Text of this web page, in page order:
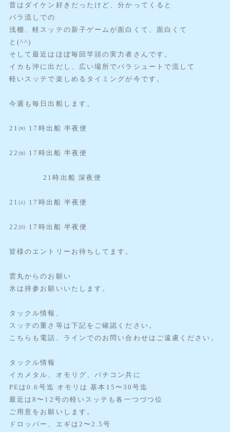
昔はダイケン好きだったけど、分かってくると
パラ流しでの
浅棚、軽スッテの新子ゲームが面白くて、面白くて
と(^^)
そして最近はほぼ毎回竿頭の実力者さんです。
イカも沖に出だし、広い場所でパラシュートで流して
軽いスッテで楽しめるタイミングが今です。
今週も毎日出船します。
21㈭ 17時出船 半夜便
22㈮ 17時出船 半夜便
21時出船 深夜便
21㈯ 17時出船 半夜便
22㈰ 17時出船 半夜便
皆様のエントリーお待ちしてます。
雲丸からのお願い
氷は持参お願いいたします。
タックル情報、
スッテの重さ等は下記をご確認ください。
こちらも電話、ラインでのお問い合わせはご遠慮ください。
タックル情報
イカメタル、オモリグ、バチコン共に
PEは0.6号迄 オモリは 基本15〜30号迄
最近は8〜12号の軽いスッテも各一つづつ位
ご用意をお願いします。
ドロッパー、エギは2〜2.5号